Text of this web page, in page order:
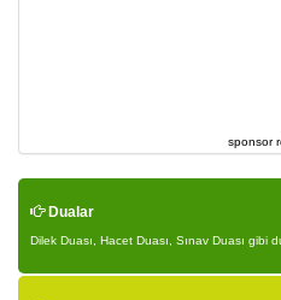
sponsor
Dualar
Dilek Duası, Hacet Duası, Sınav Duası gibi